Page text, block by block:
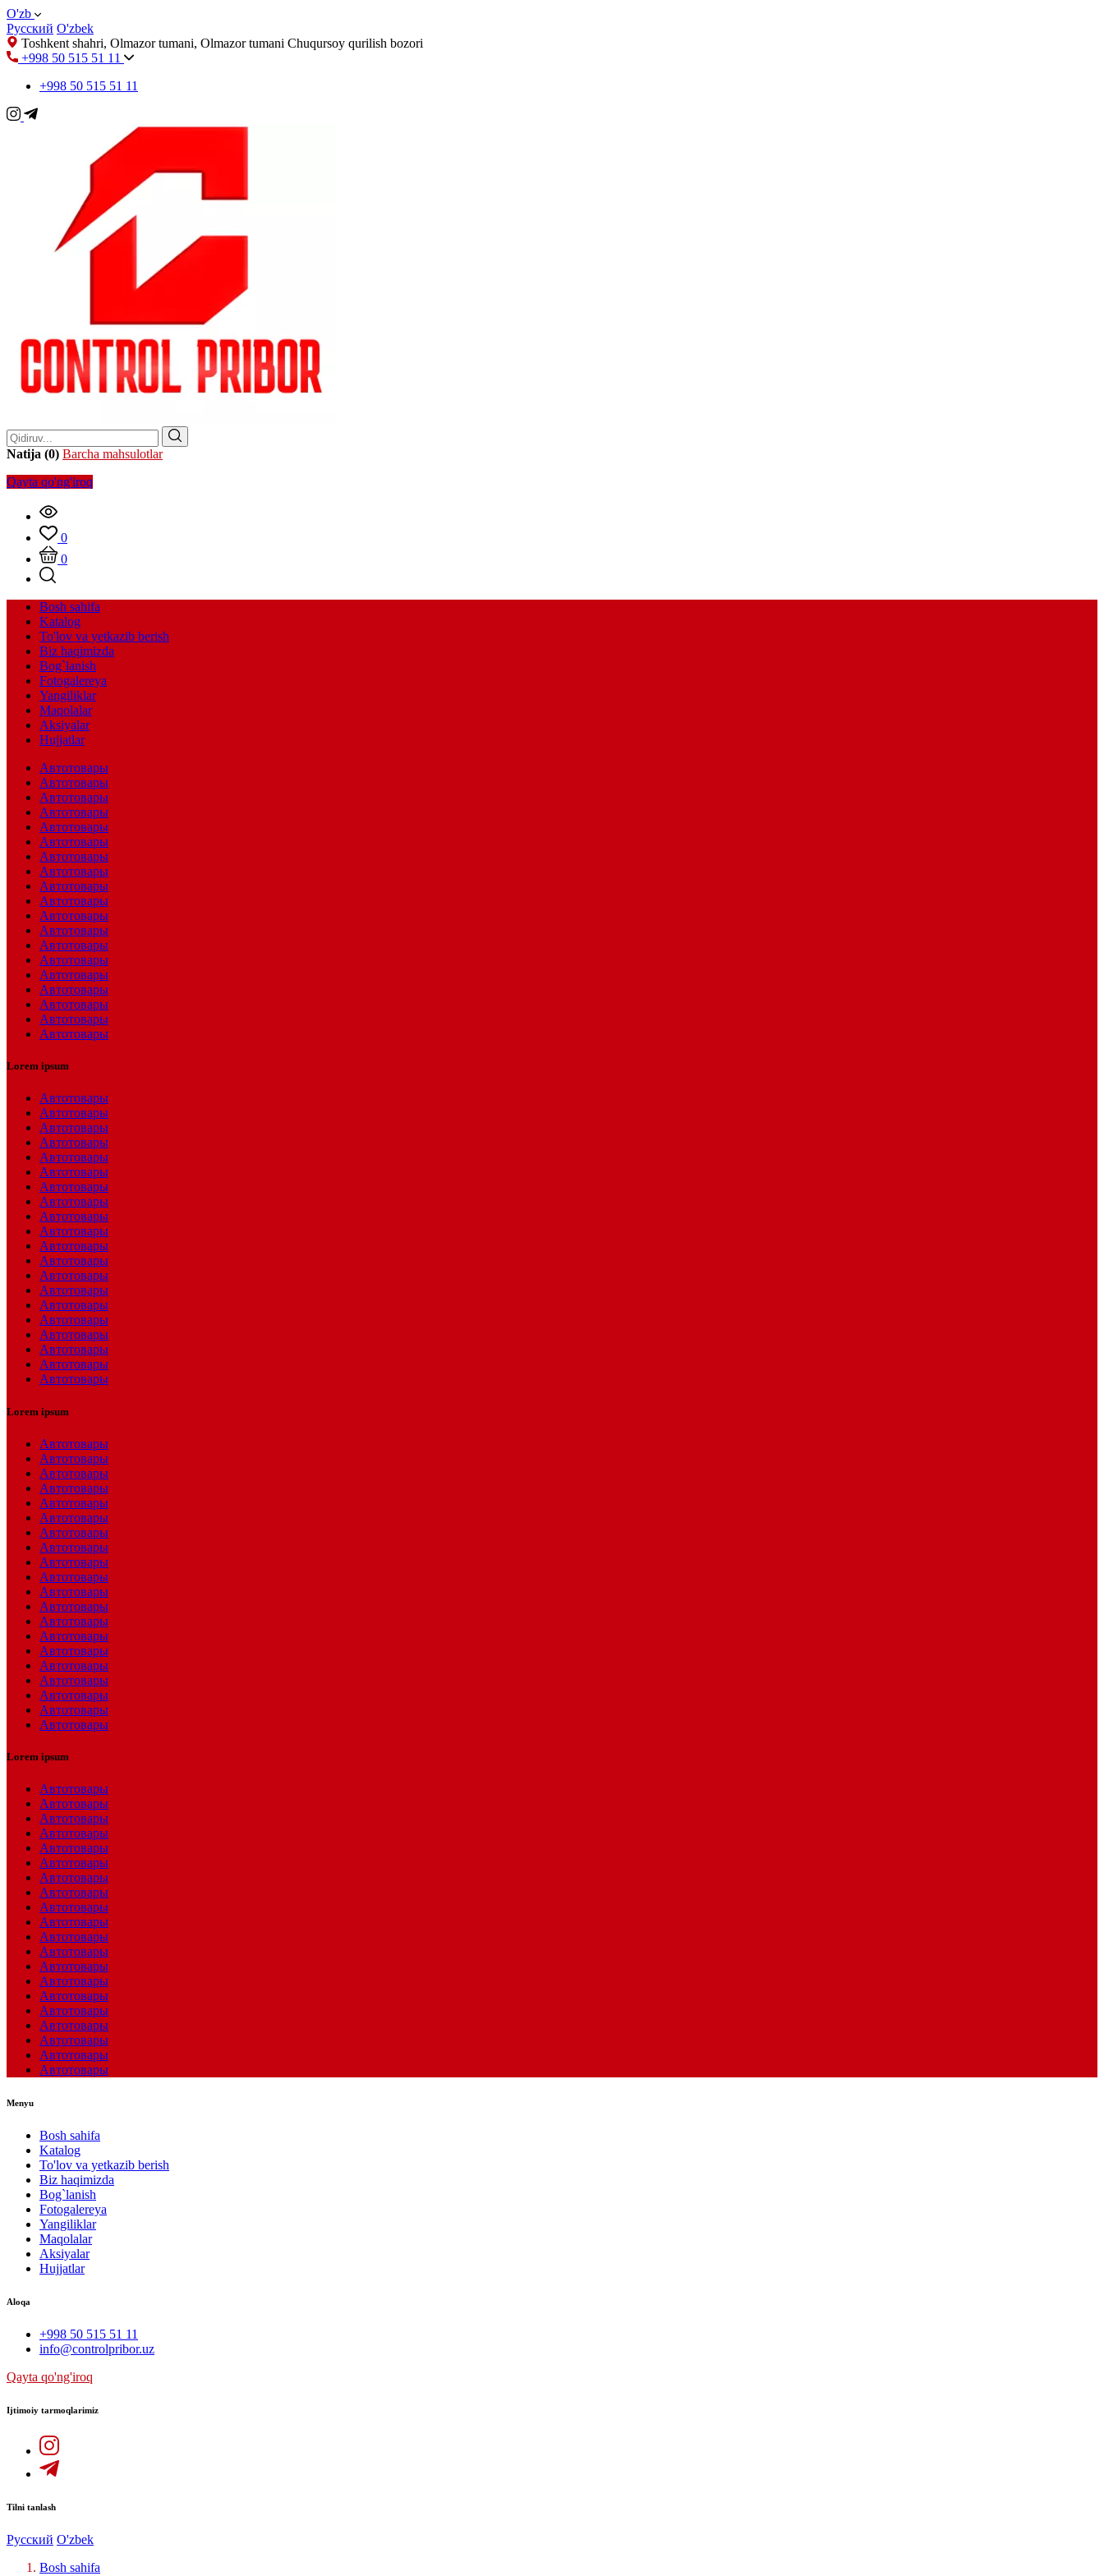
O'zb
Русский O'zbek
Toshkent shahri, Olmazor tumani, Olmazor tumani Chuqursoy qurilish bozori
+998 50 515 51 11
+998 50 515 51 11
Natija (0) Barcha mahsulotlar
Qayta qo'ng'iroq
0
0
Bosh sahifa
Katalog
To'lov va yetkazib berish
Biz haqimizda
Bog`lanish
Fotogalereya
Yangiliklar
Maqolalar
Aksiyalar
Hujjatlar
Автотовары
Автотовары
Автотовары
Автотовары
Автотовары
Автотовары
Автотовары
Автотовары
Автотовары
Автотовары
Автотовары
Автотовары
Автотовары
Автотовары
Автотовары
Автотовары
Автотовары
Автотовары
Автотовары
Lorem ipsum
Автотовары
Автотовары
Автотовары
Автотовары
Автотовары
Автотовары
Автотовары
Автотовары
Автотовары
Автотовары
Автотовары
Автотовары
Автотовары
Автотовары
Автотовары
Автотовары
Автотовары
Автотовары
Автотовары
Автотовары
Lorem ipsum
Автотовары
Автотовары
Автотовары
Автотовары
Автотовары
Автотовары
Автотовары
Автотовары
Автотовары
Автотовары
Автотовары
Автотовары
Автотовары
Автотовары
Автотовары
Автотовары
Автотовары
Автотовары
Автотовары
Автотовары
Lorem ipsum
Автотовары
Автотовары
Автотовары
Автотовары
Автотовары
Автотовары
Автотовары
Автотовары
Автотовары
Автотовары
Автотовары
Автотовары
Автотовары
Автотовары
Автотовары
Автотовары
Автотовары
Автотовары
Автотовары
Автотовары
Menyu
Bosh sahifa
Katalog
To'lov va yetkazib berish
Biz haqimizda
Bog`lanish
Fotogalereya
Yangiliklar
Maqolalar
Aksiyalar
Hujjatlar
Aloqa
+998 50 515 51 11
info@controlpribor.uz
Qayta qo'ng'iroq
Ijtimoiy tarmoqlarimiz
Tilni tanlash
Русский O'zbek
Bosh sahifa